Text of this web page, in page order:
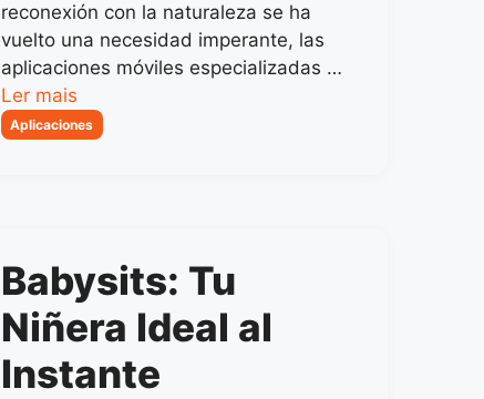
reconexión con la naturaleza se ha
vuelto una necesidad imperante, las
aplicaciones móviles especializadas …
Ler mais
Categorias
Aplicaciones
Babysits: Tu
Niñera Ideal al
Instante